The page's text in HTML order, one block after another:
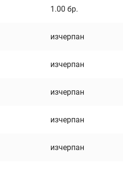
1.00 бр.
изчерпан
изчерпан
изчерпан
изчерпан
изчерпан